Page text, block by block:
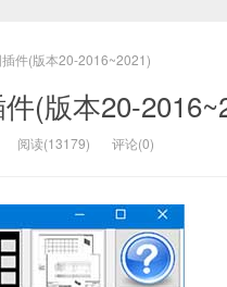
件(版本20-2016~2021)
(版本20-
阅读(13179) 评论(0)